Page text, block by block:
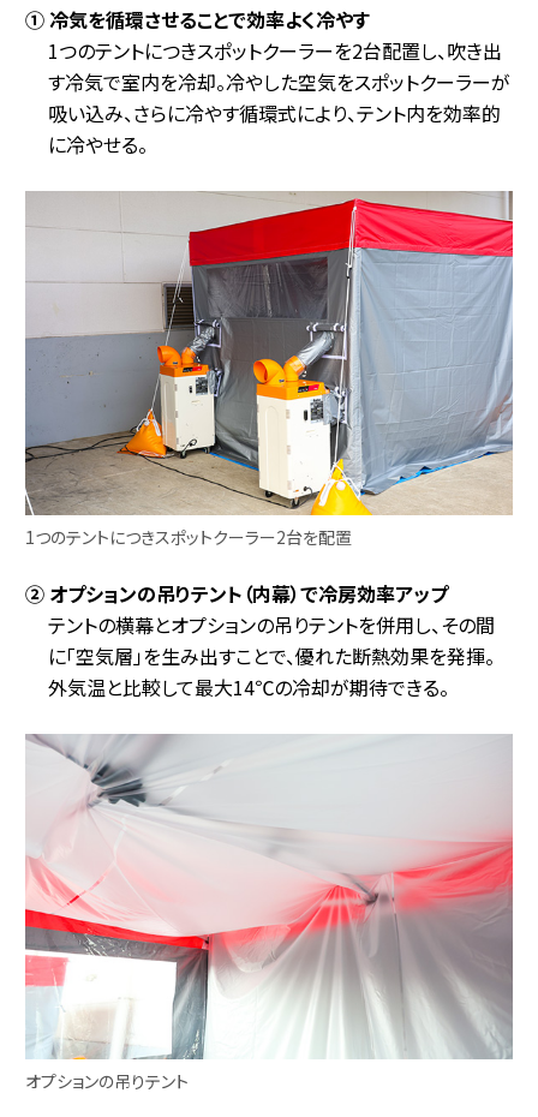
① 冷気を循環させることで効率よく冷やす
1つのテントにつきスポットクーラーを2台配置し、吹き出
す冷気で室内を冷却。冷やした空気をスポットクーラーが
吸い込み、さらに冷やす循環式により、テント内を効率的
に冷やせる。
1つのテントにつきスポットクーラー2台を配置
② オプションの吊りテント（内幕）で冷房効率アップ
テントの横幕とオプションの吊りテントを併用し、その間
に「空気層」を生み出すことで、優れた断熱効果を発揮。
外気温と比較して最大14℃の冷却が期待できる。
オプションの吊りテント